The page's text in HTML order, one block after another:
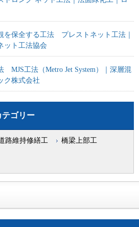
を保全する工法 プレストネット工法｜
ット工法協会
MJS工法（Metro Jet System）｜深層混
ク株式会社
テゴリー
路維持修繕工 橋梁上部工